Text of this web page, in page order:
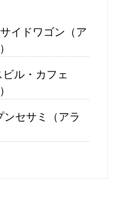
イドワゴン（ア
ル・カフェ
ンセサミ（アラ